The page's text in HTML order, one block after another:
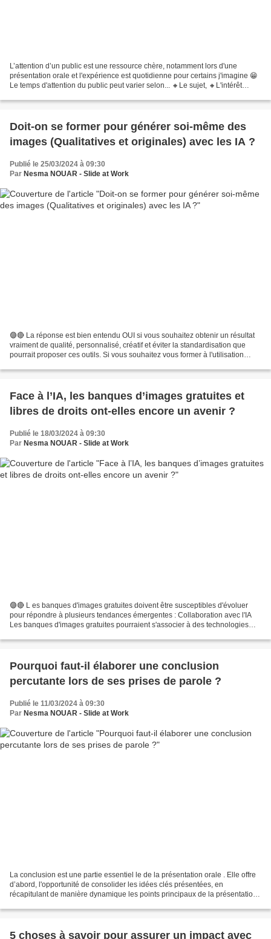
L’attention d’un public est une ressource chère, notamment lors d'une
présentation orale et l'expérience est quotidienne pour certains j'imagine 😁
Le temps d'attention du public peut varier selon... 🔸Le sujet, 🔸L'intérêt
Doit-on se former pour générer soi-même des
images (Qualitatives et originales) avec les IA ?
Publié le 25/03/2024 à 09:30
Par Nesma NOUAR - Slide at Work
🟣🔴 La réponse est bien entendu OUI si vous souhaitez obtenir un résultat
vraiment de qualité, personnalisé, créatif et éviter la standardisation que
pourrait proposer ces outils. Si vous souhaitez vous former à l'utilisation
Face à l’IA, les banques d’images gratuites et
libres de droits ont-elles encore un avenir ?
Publié le 18/03/2024 à 09:30
Par Nesma NOUAR - Slide at Work
🟣🔴 L es banques d'images gratuites doivent être susceptibles d'évoluer
pour répondre à plusieurs tendances émergentes : Collaboration avec l'IA
Les banques d'images gratuites pourraient s'associer à des technologies
Pourquoi faut-il élaborer une conclusion
percutante lors de ses prises de parole ?
Publié le 11/03/2024 à 09:30
Par Nesma NOUAR - Slide at Work
La conclusion est une partie essentiel le de la présentation orale . Elle offre
d’abord, l'opportunité de consolider les idées clés présentées, en
récapitulant de manière dynamique les points principaux de la présentation,
5 choses à savoir pour assurer un impact avec